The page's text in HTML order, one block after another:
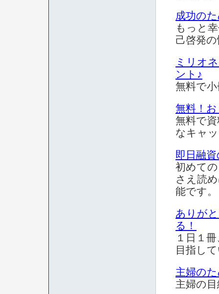
成功の
もっと
己啓発
ミリオ
ント♪
無料で
無料！
無料で
なキャ
即日融
初めて
さえ読
能です。
ありが
る！
１日１
目指し
主婦の
主婦の